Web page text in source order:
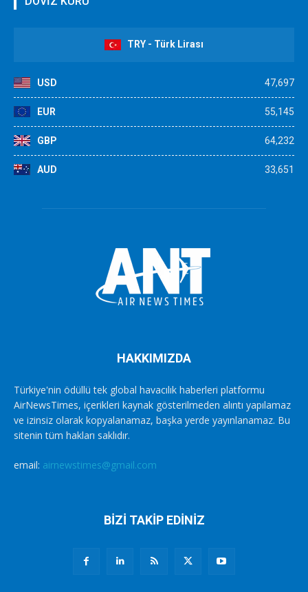
TRY - Türk Lirası
USD 47,697
EUR 55,145
GBP 64,232
AUD 33,651
HAKKIMIZDA
Türkiye'nin ödüllü tek global havacılık haberleri platformu
AirNewsTimes, içerikleri kaynak gösterilmeden alıntı yapılamaz
ve izinsiz olarak kopyalanamaz, başka yerde yayınlanamaz. Bu
sitenin tüm hakları saklıdır.
email: airnewstimes@gmail.com
BİZİ TAKİP EDİNİZ